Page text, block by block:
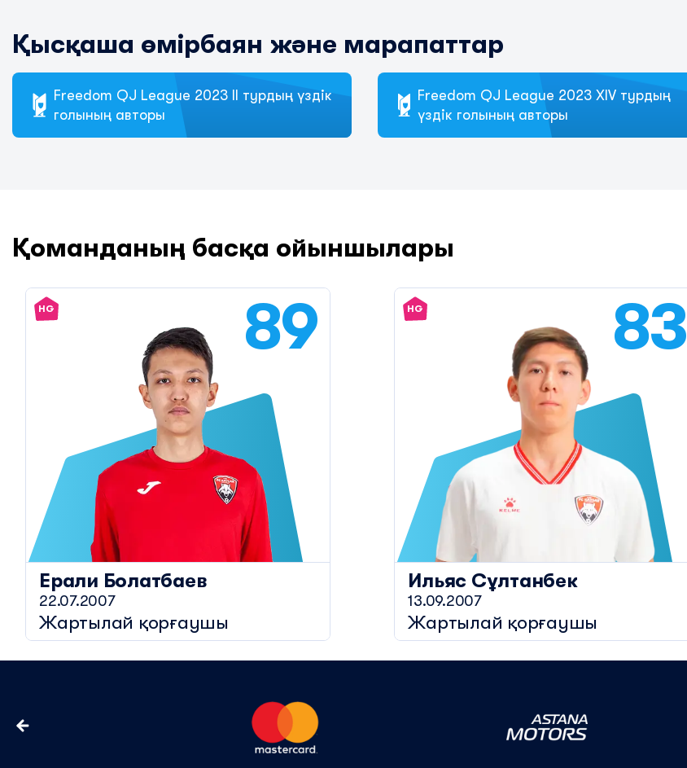
Қысқаша өмірбаян және марапаттар
Freedom QJ League 2023 II турдың үздік
голының авторы
Freedom QJ League 2023 XIV турдың
үздік голының авторы
Қоманданың басқа ойыншылары
HG 89
Ерали Болатбаев
22.07.2007
Жартылай қорғаушы
HG 83
Ильяс Сұлтанбек
13.09.2007
Жартылай қорғаушы